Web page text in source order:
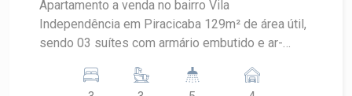
Apartamento a venda no bairro Vila
Independência em Piracicaba 129m² de área útil,
sendo 03 suítes com armário embutido e ar-
varanda gourmet com fechamento de vidro.